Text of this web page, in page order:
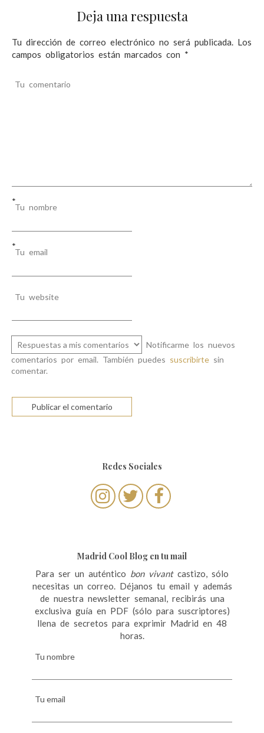
Deja una respuesta
Tu dirección de correo electrónico no será publicada.
Los
campos obligatorios están marcados con *
Tu comentario
Tu nombre
*
Tu email
*
Tu website
Notificarme los nuevos
comentarios por email. También puedes suscribirte sin
comentar.
Redes Sociales
Madrid Cool Blog en tu mail
Para ser un auténtico bon vivantcastizo, sólo
necesitas un correo. Déjanos tu email y además
de nuestra newsletter semanal, recibirás una
exclusiva guía en PDF (sólo para suscriptores)
llena de secretos para exprimir Madrid en 48
horas.
Tu nombre
Tu email